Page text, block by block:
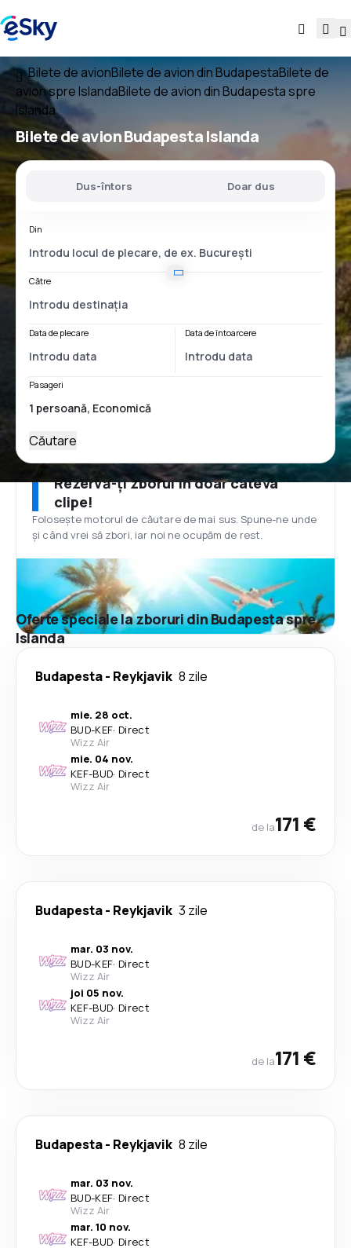
Bilete de avionBilete de avion din BudapestaBilete de
avion spre IslandaBilete de avion din Budapesta spre
Islanda
Bilete de avionBudapesta Islanda
Dus-întors Doar dus
Din
Către
Data de plecare Data de întoarcere
Pasageri
Căutare
Rezervă-ți zborul în doar câteva
clipe!
Folosește motorul de căutare de mai sus. Spune-ne unde
și când vrei să zbori, iar noi ne ocupăm de rest.
Oferte speciale la zboruri din Budapesta spre
Islanda
Budapesta- Reykjavik 8 zile
mie. 28 oct.
BUD-KEF· Direct
Wizz Air
mie. 04 nov.
KEF-BUD· Direct
Wizz Air
de la171 €
Budapesta- Reykjavik 3 zile
mar. 03 nov.
BUD-KEF· Direct
Wizz Air
joi 05 nov.
KEF-BUD· Direct
Wizz Air
de la171 €
Budapesta- Reykjavik 8 zile
mar. 03 nov.
BUD-KEF· Direct
Wizz Air
mar. 10 nov.
KEF-BUD· Direct